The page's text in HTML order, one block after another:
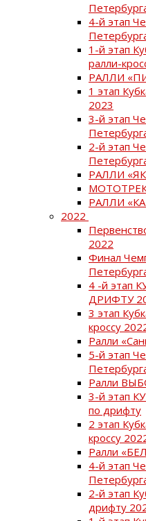
4-й этап
1-й этап
ралли-
РАЛЛИ
1 этап
2023
3-й этап
2-й этап
РАЛЛИ
РАЛЛИ
2022
2022
Финал
4 -й этап
ДРИФТУ
3 этап
кроссу
Ралли
5-й этап
Ралли
3-й этап
по дрифту
2 этап
кроссу
Ралли
4-й этап
2-й этап
дрифту